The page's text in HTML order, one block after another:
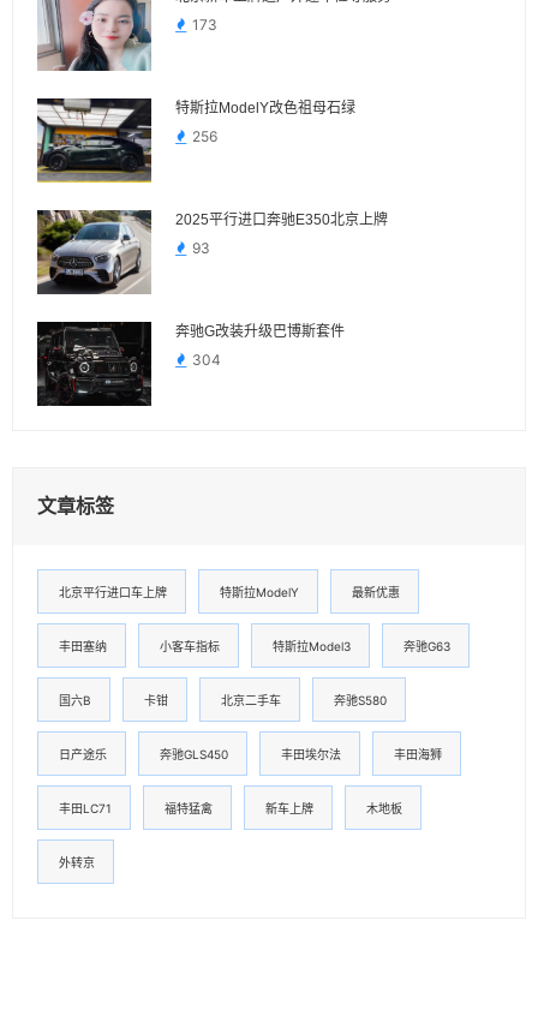
173
特斯拉ModelY改色祖母石绿
256
2025平行进口奔驰E350北京上牌
93
奔驰G改装升级巴博斯套件
304
文章标签
北京平行进口车上牌 特斯拉ModelY 最新优惠
丰田塞纳 小客车指标 特斯拉Model3 奔驰G63
国六B 卡钳 北京二手车 奔驰S580
日产途乐 奔驰GLS450 丰田埃尔法 丰田海狮
丰田LC71 福特猛禽 新车上牌 木地板
外转京